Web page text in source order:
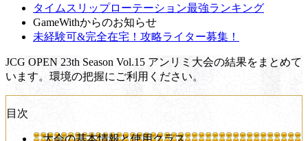
タイムスリップローテーション最強ランキング
GameWithからのお知らせ
未経験可&完全在宅！攻略ライター募集！
JCG OPEN 23th Season Vol.15 アンリミ大会の結果をまとめて
います。環境の把握にご利用ください。
目次
大会の基本情報と使用クラス